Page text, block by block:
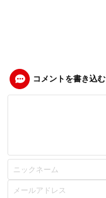
コメントを書き込む